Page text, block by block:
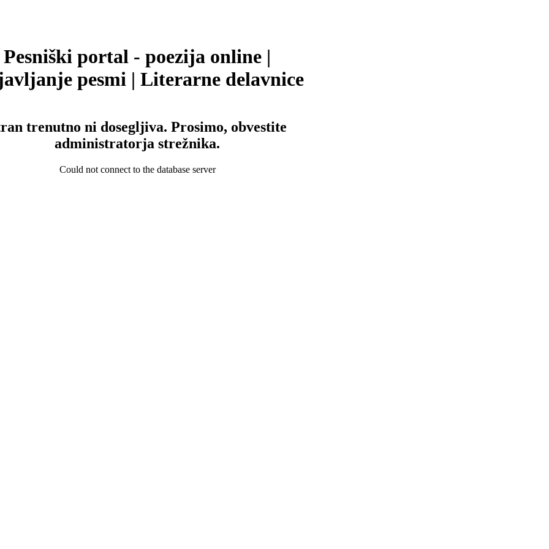
Pesniški portal - poezija online |
pesmi | Literarne delavnice
trenutno ni dosegljiva. Prosimo, obvestite
administratorja strežnika.
Could not connect to the database server